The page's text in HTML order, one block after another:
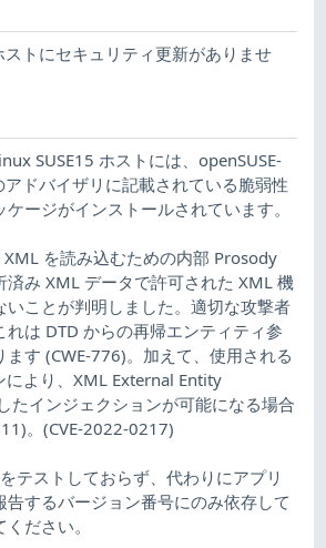
ストにセキュリティ更新がありませ
SUSE15 ホストには、openSUSE-
ドバイザリに記載されている脆弱性
ージがインストールされています。
を読み込むための内部 Prosody
済み XML データで許可された XML 機
いことが判明しました。適切な攻撃者
れは DTD からの再帰エンティティ参
す (CWE-776)。加えて、使用される
より、XML External Entity
たインジェクションが可能になる場合
。(CVE-2022-0217)
テストしておらず、代わりにアプリ
告するバージョン番号にのみ依存して
ださい。